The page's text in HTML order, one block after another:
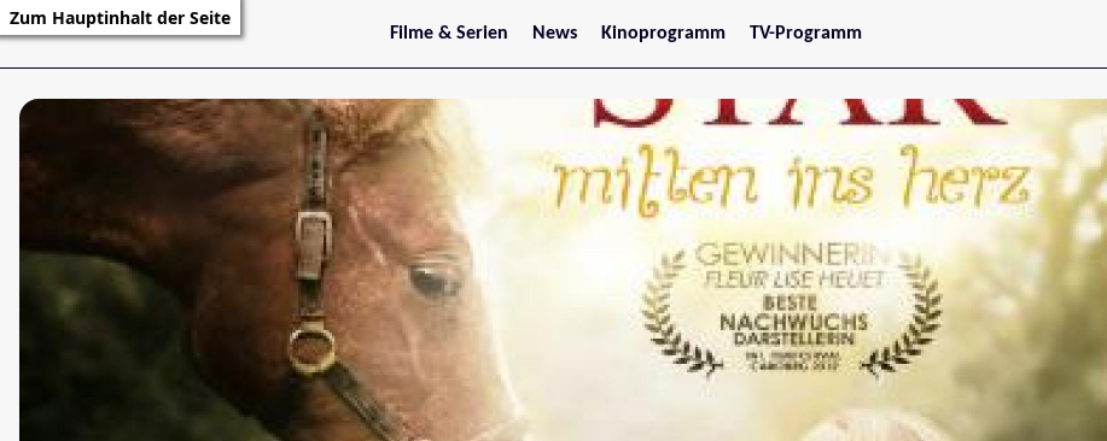
Zum Hauptinhalt der Seite
Filme & Serien
Trailer
Filmarchiv
Serienarchiv
News
Stars
Kinoprogramm
Jetzt im Kino
Wien
Niederösterreich
Oberösterreich
Steiermark
Burgenland
Salzburg
Vorarlberg
TV-Programm